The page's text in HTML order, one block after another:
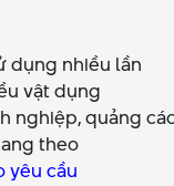
dụng nhiều lần
vật dụng
nghiệp, quảng
theo
yêu cầu